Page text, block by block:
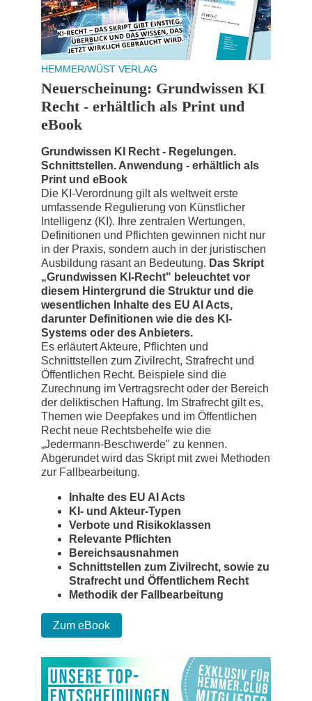
HEMMER/WÜST VERLAG
Neuerscheinung: Grundwissen KI
Recht - erhältlich als Print und
eBook
Grundwissen KI Recht - Regelungen.
Schnittstellen. Anwendung - erhältlich als
Print und eBook
Die KI-Verordnung gilt als weltweit erste
umfassende Regulierung von Künstlicher
Intelligenz (KI). Ihre zentralen Wertungen,
Definitionen und Pflichten gewinnen nicht nur
in der Praxis, sondern auch in der juristischen
Ausbildung rasant an Bedeutung. Das Skript
„Grundwissen KI-Recht" beleuchtet vor
diesem Hintergrund die Struktur und die
wesentlichen Inhalte des EU AI Acts,
darunter Definitionen wie die des KI-
Systems oder des Anbieters.
Es erläutert Akteure, Pflichten und
Schnittstellen zum Zivilrecht, Strafrecht und
Öffentlichen Recht. Beispiele sind die
Zurechnung im Vertragsrecht oder der Bereich
der deliktischen Haftung. Im Strafrecht gilt es,
Themen wie Deepfakes und im Öffentlichen
Recht neue Rechtsbehelfe wie die
„Jedermann-Beschwerde" zu kennen.
Abgerundet wird das Skript mit zwei Methoden
zur Fallbearbeitung.
Inhalte des EU AI Acts
KI- und Akteur-Typen
Verbote und Risikoklassen
Relevante Pflichten
Bereichsausnahmen
Schnittstellen zum Zivilrecht, sowie zu
Strafrecht und Öffentlichem Recht
Methodik der Fallbearbeitung
Zum eBook